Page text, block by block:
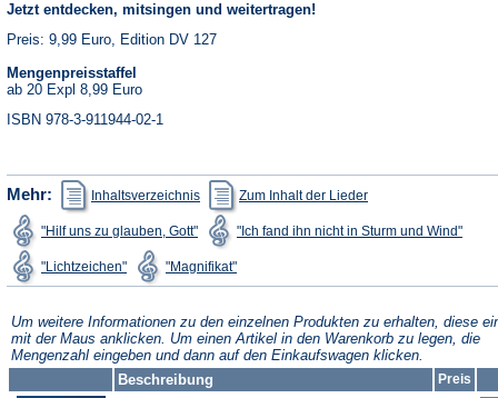
Jetzt entdecken, mitsingen und weitertragen!
Preis: 9,99 Euro, Edition DV 127
Mengenpreisstaffel
ab 20 Expl 8,99 Euro
ISBN 978-3-911944-02-1
Mehr: Inhaltsverzeichnis
(Öffnet
in
einem
neuen
Tab)
Zum Inhalt der Liederin
neuen
"Hilf uns zu glauben, Gott"
(Öffnet
in
einem
neuen
Tab)
"Ich fand ihn nicht in Sturm und Wind"in
Tab)
"Lichtzeichen"
(Öffnet
in
einem
Tab)
"Magnifikat"in
einem
Tab)
Um weitere Informationen zu den einzelnen Produkten zu erhalten, diese
mit der Maus anklicken. Um einen Artikel in den Warenkorb zu legen, die
Mengenzahl eingeben und dann auf den Einkaufswagen klicken.
Beschreibung
Preis